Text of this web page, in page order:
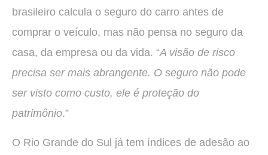
brasileiro calcula o seguro do carro antes de
comprar o veículo, mas não pensa no seguro da
casa, da empresa ou da vida. “A visão de risco
precisa ser mais abrangente. O seguro não pode
ser visto como custo, ele é proteção do
patrimônio.”
O Rio Grande do Sul já tem índices de adesão ao